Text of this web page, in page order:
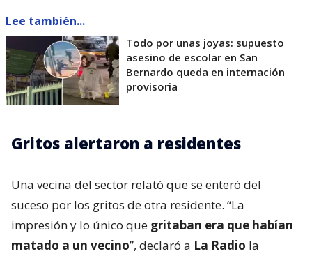
Lee también...
Todo por unas joyas: supuesto
asesino de escolar en San
Bernardo queda en internación
provisoria
Gritos alertaron a residentes
Una vecina del sector relató que se enteró del
suceso por los gritos de otra residente. “La
impresión y lo único que gritaban era que habían
matado a un vecino”, declaró a La Radio la